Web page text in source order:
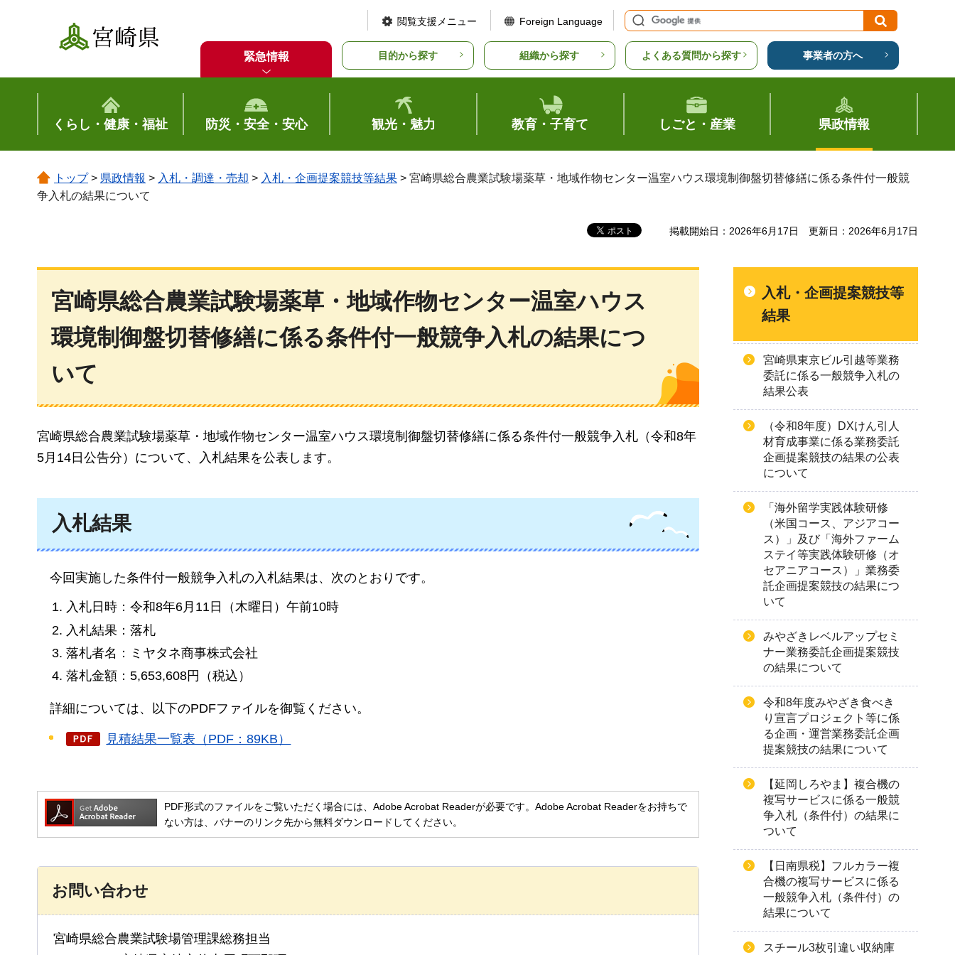
宮崎県
閲覧支援メニュー Foreign Language
緊急情報 目的から探す 組織から探す よくある質問から探す 事業者の方へ
くらし・健康・福祉 防災・安全・安心 観光・魅力 教育・子育て しごと・産業 県政情報
トップ> 県政情報 > 入札・調達・売却 > 入札・企画提案競技等結果 > 宮崎県総合農業試験場薬草・地域作物センター温室ハウス環境制御盤切替修繕に係る条件付一般競
争入札の結果について
掲載開始日：2026年6月17日 更新日：2026年6月17日
宮崎県総合農業試験場薬草・地域作物センター温室ハウス
環境制御盤切替修繕に係る条件付一般競争入札の結果につ
いて
宮崎県総合農業試験場薬草・地域作物センター温室ハウス環境制御盤切替修繕に係る条件付一般競争入札（令和8年
5月14日公告分）について、入札結果を公表します。
入札結果
今回実施した条件付一般競争入札の入札結果は、次のとおりです。
入札日時：令和8年6月11日（木曜日）午前10時
入札結果：落札
落札者名：ミヤタネ商事株式会社
落札金額：5,653,608円（税込）
詳細については、以下のPDFファイルを御覧ください。
見積結果一覧表（PDF：89KB）
PDF形式のファイルをご覧いただく場合には、Adobe Acrobat Readerが必要です。Adobe Acrobat Readerをお持ちで
ない方は、バナーのリンク先から無料ダウンロードしてください。
お問い合わせ
宮崎県総合農業試験場管理課総務担当
入札・企画提案競技等
結果
宮崎県東京ビル引越等業務
委託に係る一般競争入札の
結果公表
（令和8年度）DXけん引人
材育成事業に係る業務委託
企画提案競技の結果の公表
について
「海外留学実践体験研修
（米国コース、アジアコー
ス）」及び「海外ファーム
ステイ等実践体験研修（オ
セアニアコース）」業務委
託企画提案競技の結果につ
いて
みやざきレベルアップセミ
ナー業務委託企画提案競技
の結果について
令和8年度みやざき食べき
り宣言プロジェクト等に係
る企画・運営業務委託企画
提案競技の結果について
【延岡しろやま】複合機の
複写サービスに係る一般競
争入札（条件付）の結果に
ついて
【日南県税】フルカラー複
合機の複写サービスに係る
一般競争入札（条件付）の
結果について
スチール3枚引違い収納庫